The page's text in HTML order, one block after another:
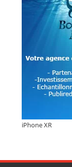
iPhone XR